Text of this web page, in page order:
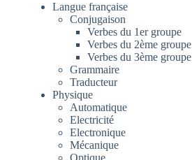
Langue française
Conjugaison
Verbes du 1er groupe
Verbes du 2ème groupe
Verbes du 3ème groupe
Grammaire
Traducteur
Physique
Automatique
Electricité
Electronique
Mécanique